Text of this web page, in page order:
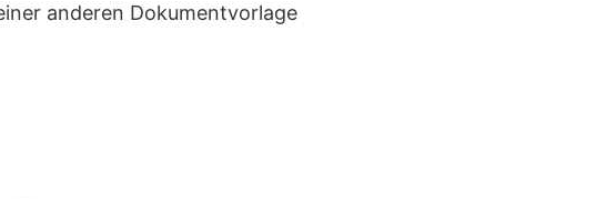
anderen Dokumentvorlage